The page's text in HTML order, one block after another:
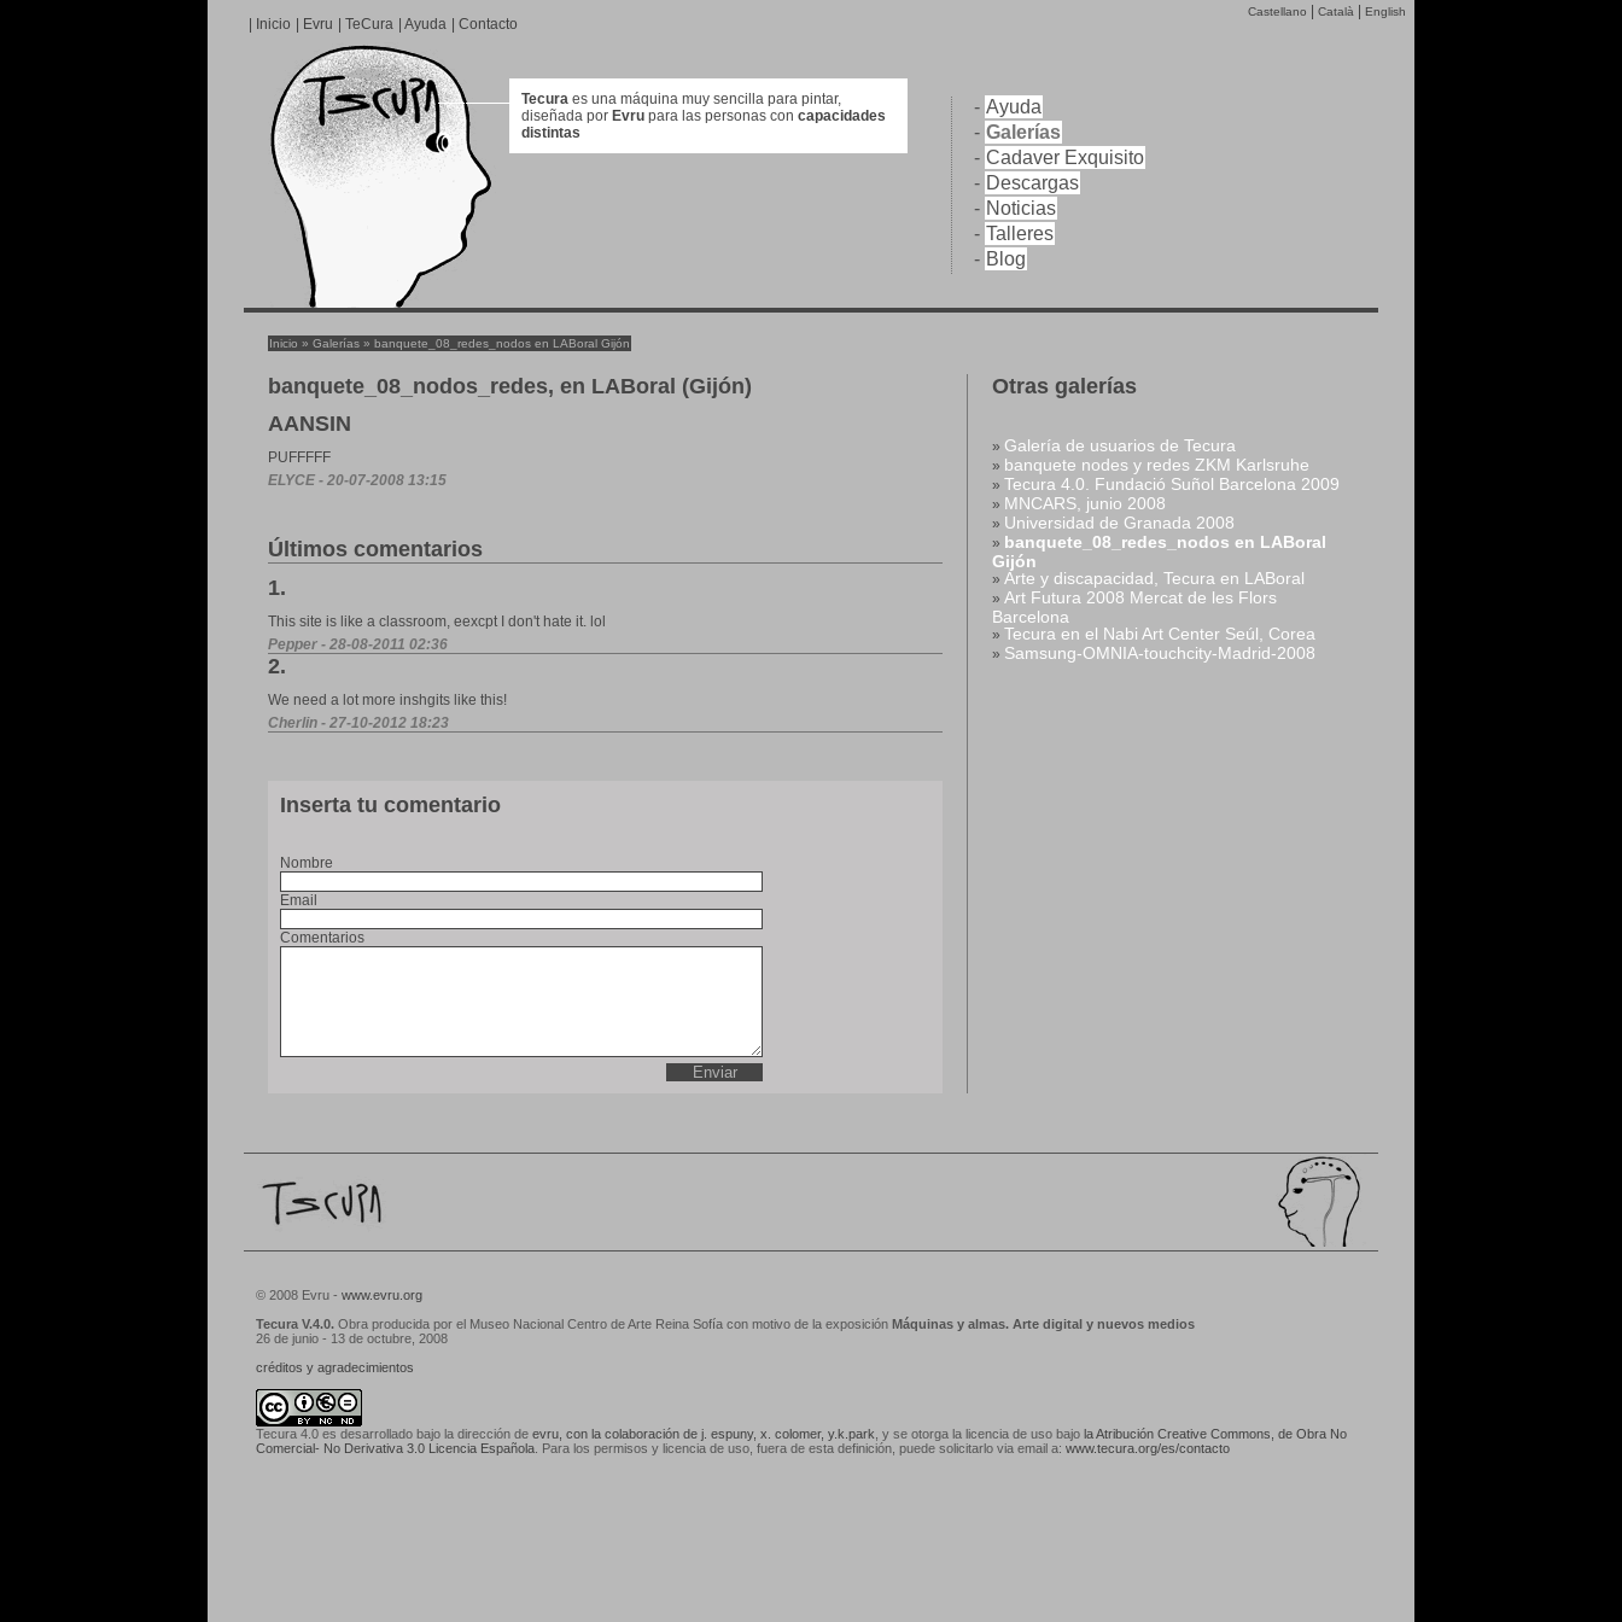
Castellano Català English
Inicio Evru TeCura Ayuda Contacto
Tecura es una máquina muy sencilla para pintar,
diseñada por Evru para las personas con capacidades
distintas
- Ayuda
- Galerías
- Cadaver Exquisito
- Descargas
- Noticias
- Talleres
- Blog
Inicio » Galerías » banquete_08_redes_nodos en LABoral Gijón
banquete_08_nodos_redes, en LABoral (Gijón)
AANSIN
PUFFFFF
ELYCE - 20-07-2008 13:15
Últimos comentarios
1.
This site is like a classroom, eexcpt I don't hate it. lol
Pepper - 28-08-2011 02:36
2.
We need a lot more inshgits like this!
Cherlin - 27-10-2012 18:23
Inserta tu comentario
Nombre
Email
Comentarios
Otras galerías
» Galería de usuarios de Tecura
» banquete nodes y redes ZKM Karlsruhe
» Tecura 4.0. Fundació Suñol Barcelona 2009
» MNCARS, junio 2008
» Universidad de Granada 2008
» banquete_08_redes_nodos en LABoral
Gijón
» Arte y discapacidad, Tecura en LABoral
» Art Futura 2008 Mercat de les Flors
Barcelona
» Tecura en el Nabi Art Center Seúl, Corea
» Samsung-OMNIA-touchcity-Madrid-2008
© 2008 Evru - www.evru.org
Tecura V.4.0. Obra producida por el Museo Nacional Centro de Arte Reina Sofía con motivo de la exposición Máquinas y almas. Arte digital y nuevos medios
26 de junio - 13 de octubre, 2008
créditos y agradecimientos
Tecura 4.0 es desarrollado bajo la dirección de evru, con la colaboración de j. espuny, x. colomer, y.k.park , y se otorga la licencia de uso bajo la Atribución Creative Commons, de Obra No
Comercial- No Derivativa 3.0 Licencia Española . Para los permisos y licencia de uso, fuera de esta definición, puede solicitarlo via email a: www.tecura.org/es/contacto